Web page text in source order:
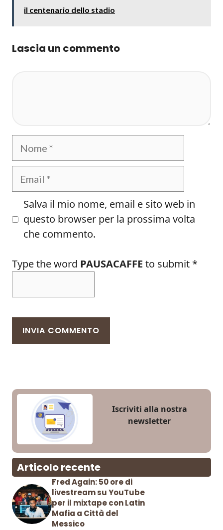
il centenario dello stadio
Lascia un commento
Nome
Email
Salva il mio nome, email e sito web in
questo browser per la prossima volta
che commento.
Type the word PAUSACAFFE to submit *
Iscriviti alla nostra
newsletter
Articolo recente
Fred Again: 50 ore di
livestream su YouTube
per il mixtape con Latin
Mafia a Città del
Messico